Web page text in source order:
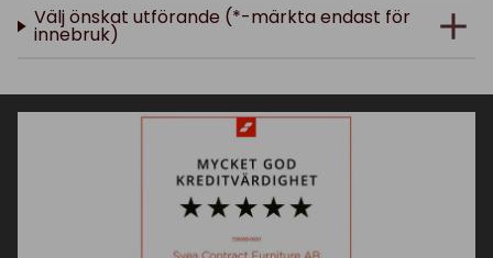
Välj önskat utförande (*-märkta endast för
innebruk)